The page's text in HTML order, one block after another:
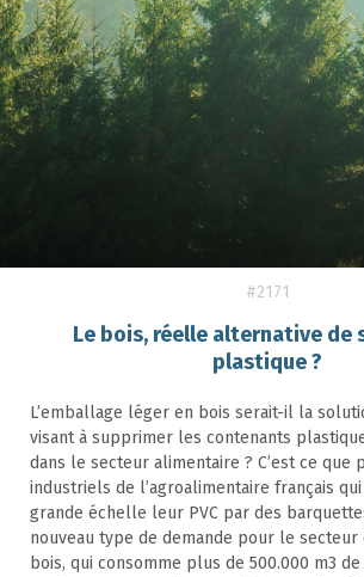
#2171
Le bois, réelle alternative de
plastique ?
L’emballage léger en bois serait-il la
visant à supprimer les contenants
dans le secteur alimentaire ? C’est ce que
industriels de l’agroalimentaire français
grande échelle leur PVC par des
nouveau type de demande pour le secteur
bois, qui consomme plus de 500.000 m3